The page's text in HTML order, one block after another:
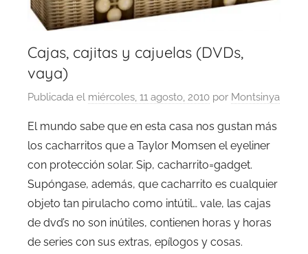
Cajas, cajitas y cajuelas (DVDs,
vaya)
Publicada el miércoles, 11 agosto, 2010 por Montsinya
El mundo sabe que en esta casa nos gustan más
los cacharritos que a Taylor Momsen el eyeliner
con protección solar. Sip, cacharrito=gadget.
Supóngase, además, que cacharrito es cualquier
objeto tan pirulacho como intútil… vale, las cajas
de dvd’s no son inútiles, contienen horas y horas
de series con sus extras, epílogos y cosas.